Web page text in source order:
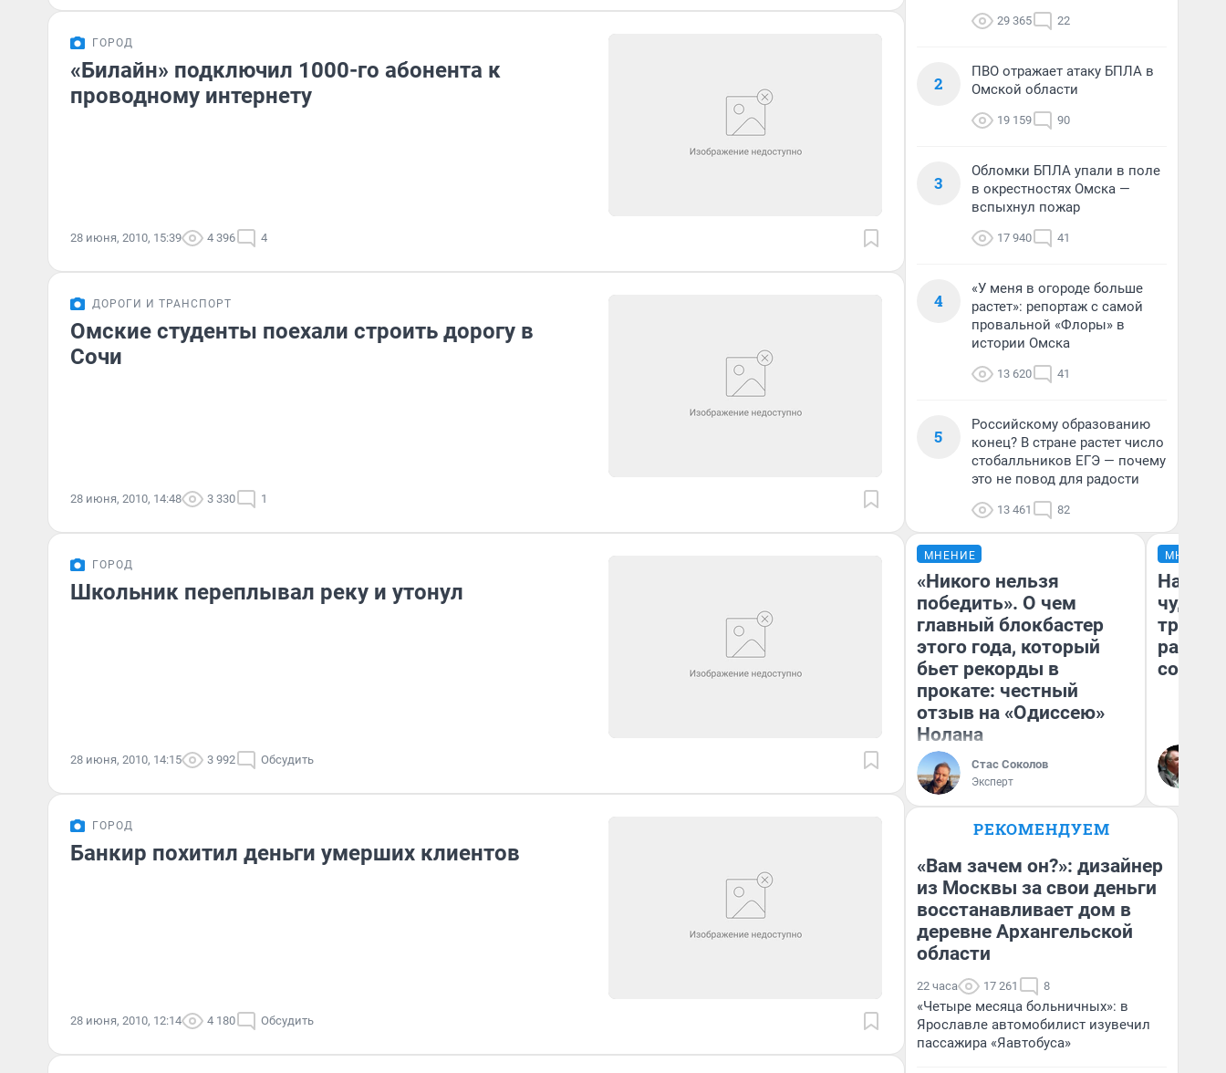
ГОРОД
«Билайн» подключил 1000-го абонента к
проводному интернету
28 июня, 2010, 15:39 4 396 4
ДОРОГИ И ТРАНСПОРТ
Омские студенты поехали строить дорогу в
Сочи
28 июня, 2010, 14:48 3 330 1
ГОРОД
Школьник переплывал реку и утонул
28 июня, 2010, 14:15 3 992 Обсудить
ГОРОД
Банкир похитил деньги умерших клиентов
28 июня, 2010, 12:14 4 180 Обсудить
29 365 22
2
ПВО отражает атаку БПЛА в
Омской области
19 159 90
3
Обломки БПЛА упали в поле
в окрестностях Омска —
вспыхнул пожар
17 940 41
4
«У меня в огороде больше
растет»: репортаж с самой
провальной «Флоры» в
истории Омска
13 620 41
5
Российскому образованию
конец? В стране растет число
стобалльников ЕГЭ — почему
это не повод для радости
13 461 82
МНЕНИЕ
«Никого нельзя
победить». О чем
главный блокбастер
этого года, который
бьет рекорды в
прокате: честный
отзыв на «Одиссею»
Нолана
Стас Соколов
Эксперт
МНЕНИЕ
чудом
РЕКОМЕНДУЕМ
«Вам зачем он?»: дизайнер
из Москвы за свои деньги
восстанавливает дом в
деревне Архангельской
области
22 часа 17 261 8
«Четыре месяца больничных»: в
Ярославле автомобилист изувечил
пассажира «Яавтобуса»